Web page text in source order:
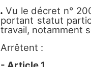
Vu le décret n°
portant statut
travail, notamment
Arrêtent :